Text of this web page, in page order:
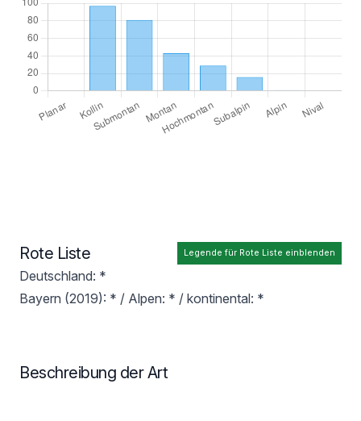
Legende für Rote Liste einblenden
Rote Liste
Deutschland: *
Bayern (2019): * / Alpen: * / kontinental: *
Beschreibung der Art